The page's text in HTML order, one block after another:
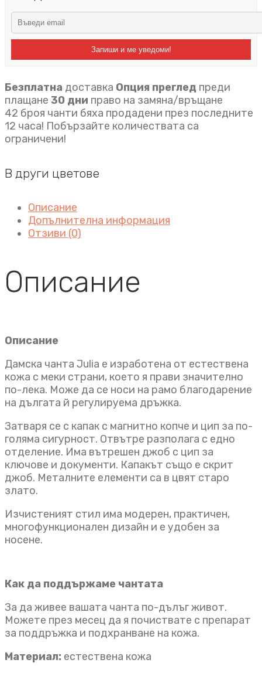
Запиши и ме уведоми!
Безплатна доставка Опция преглед преди
плащане 30 дни право на замяна/връщане
42 броя чанти бяха продадени през последните
12 часа! Побързайте количествата са
ограничени!
В други цветове
Описание
Допълнителна информация
Отзиви (0)
Описание
Описание
Дамска чанта Julia е изработена от естествена
кожа с меки страни, което я прави значително
по-лека. Може да се носи на рамо благодарение
на дългата й регулируема дръжка.
Затваря се с капак с магнитно копче и цип за по-
голяма сигурност. Отвътре разполага с едно
отделение. Има вътрешен джоб с цип за
ключове и документи. Капакът също е скрит
джоб. Металните елементи са в цвят старо
злато.
Изчистеният стил има модерен, практичен,
многофункционален дизайн и е удобен за
носене.
Как да поддържаме чантата
За да живее вашата чанта по-дълъг живот.
Можете през месец да я почиствате с препарат
за поддръжка и подхранване на кожа.
Материал: естествена кожа